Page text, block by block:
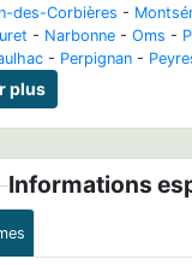
des-Corbières -
- Narbonne - Oms -
- Perpignan -
plus
Informations